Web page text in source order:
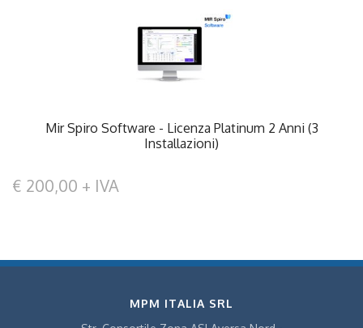
Mir Spiro Software - Licenza Platinum 2 Anni (3
Installazioni)
€ 200,00 + IVA
MPM ITALIA SRL